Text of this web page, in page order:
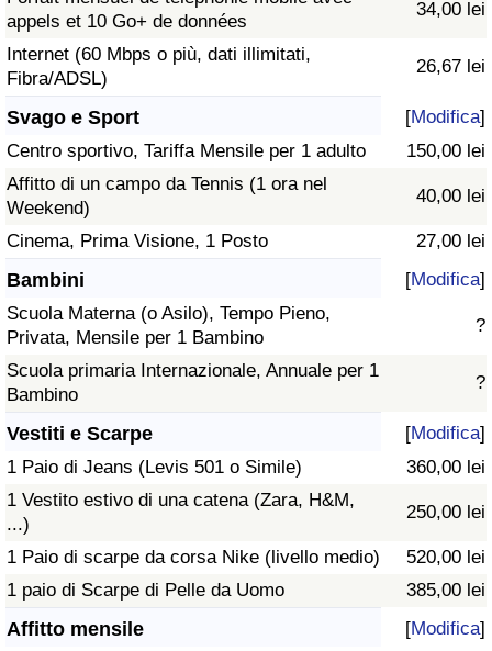
appels et 10 Go+ de données
34,00 lei
Internet (60 Mbps o più, dati illimitati,
Fibra/ADSL)
26,67 lei
Svago e Sport [Modifica]
Centro sportivo, Tariffa Mensile per 1 adulto
150,00 lei
Affitto di un campo da Tennis (1 ora nel
Weekend)
40,00 lei
Cinema, Prima Visione, 1 Posto 27,00 lei
Bambini [Modifica]
Scuola Materna (o Asilo), Tempo Pieno,
Privata, Mensile per 1 Bambino
?
Scuola primaria Internazionale, Annuale per 1
Bambino
?
Vestiti e Scarpe [Modifica]
1 Paio di Jeans (Levis 501 o Simile)
360,00 lei
1 Vestito estivo di una catena (Zara, H&M,
...)
250,00 lei
1 Paio di scarpe da corsa Nike (livello medio)
520,00 lei
1 paio di Scarpe di Pelle da Uomo
385,00 lei
Affitto mensile [Modifica]